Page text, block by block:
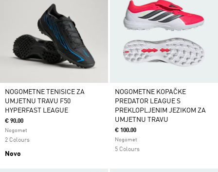
NOGOMETNE TENISICE ZA
UMJETNU TRAVU F50
HYPERFAST LEAGUE
€ 90.00
Nogomet
2 Colours
Novo
NOGOMETNE KOPAČKE
PREDATOR LEAGUE S
PREKLOPLJENIM JEZIKOM ZA
UMJETNU TRAVU
€ 100.00
Nogomet
5 Colours